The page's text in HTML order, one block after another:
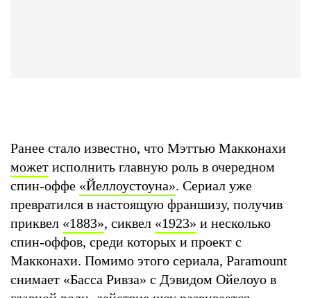
Ранее стало известно, что Мэттью Макконахи
может исполнить главную роль в очередном
спин-оффе «Йеллоустоуна». Сериал уже
превратился в настоящую франшизу, получив
приквел «1883», сиквел «1923» и несколько
спин-оффов, среди которых и проект с
Макконахи. Помимо этого сериала, Paramount
снимает «Басса Ривза» с Дэвидом Ойелоуо в